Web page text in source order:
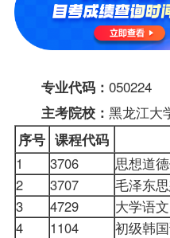
专业代码： 050224
主考院校： 黑龙江大
序号 课程代码
1
3706
思想道
2
3707
毛泽东
3
4729
大学语文
4
1104
初级韩